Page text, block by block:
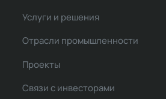
Услуги и решения
Отрасли промышленности
Проекты
Связи с инвесторами